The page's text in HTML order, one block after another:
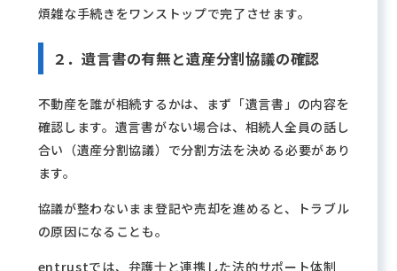
煩雑な手続きをワンストップで完了させます。
２．遺言書の有無と遺産分割協議の確認
不動産を誰が相続するかは、まず「遺言書」の内容を
確認します。遺言書がない場合は、相続人全員の話し
合い（遺産分割協議）で分割方法を決める必要があり
ます。
協議が整わないまま登記や売却を進めると、トラブル
の原因になることも。
entrustでは、弁護士と連携した法的サポート体制